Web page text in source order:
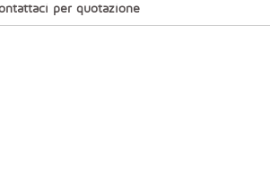
per quotazione